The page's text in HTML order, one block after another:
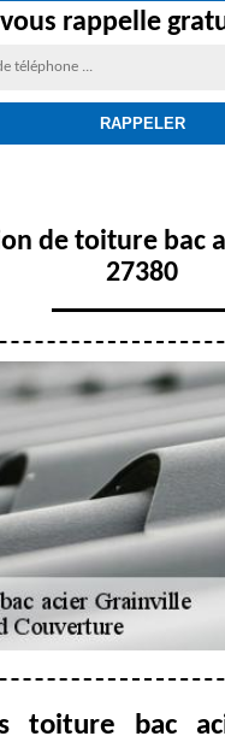
rappelle
de toiture bac
27380
toiture bac